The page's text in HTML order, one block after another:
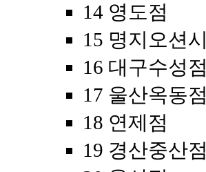
14 영도점
15 명지오션
16 대구수성점
17 울산옥동점
18 연제점
19 경산중산점